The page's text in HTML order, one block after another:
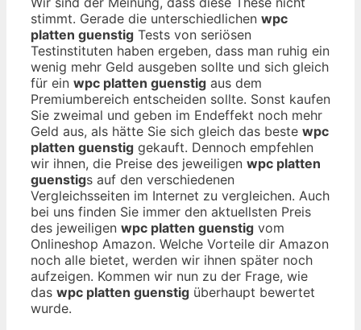
stimmt. Gerade die unterschiedlichen wpc
platten guenstig Tests von seriösen
Testinstituten haben ergeben, dass man ruhig ein
wenig mehr Geld ausgeben sollte und sich gleich
für ein wpc platten guenstig aus dem
Premiumbereich entscheiden sollte. Sonst kaufen
Sie zweimal und geben im Endeffekt noch mehr
Geld aus, als hätte Sie sich gleich das beste wpc
platten guenstig gekauft. Dennoch empfehlen
wir ihnen, die Preise des jeweiligen wpc platten
guenstigs auf den verschiedenen
Vergleichsseiten im Internet zu vergleichen. Auch
bei uns finden Sie immer den aktuellsten Preis
des jeweiligen wpc platten guenstig vom
Onlineshop Amazon. Welche Vorteile dir Amazon
noch alle bietet, werden wir ihnen später noch
aufzeigen. Kommen wir nun zu der Frage, wie
das wpc platten guenstig überhaupt bewertet
wurde.